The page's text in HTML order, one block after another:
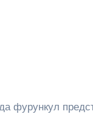
фурункул